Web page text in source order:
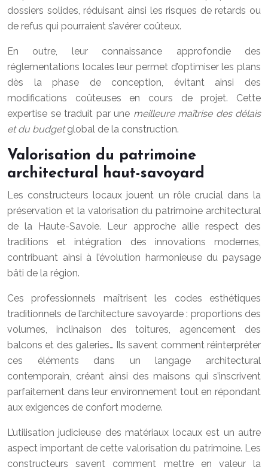
dossiers solides, réduisant ainsi les risques de retards ou
de refus qui pourraient s’avérer coûteux.
En outre, leur connaissance approfondie des
réglementations locales leur permet d’optimiser les plans
dès la phase de conception, évitant ainsi des
modifications coûteuses en cours de projet. Cette
expertise se traduit par une meilleure maîtrise des délais
et du budgetglobal de la construction.
Valorisation du patrimoine
architectural haut-savoyard
Les constructeurs locaux jouent un rôle crucial dans la
préservation et la valorisation du patrimoine architectural
de la Haute-Savoie. Leur approche allie respect des
traditions et intégration des innovations modernes,
contribuant ainsi à l’évolution harmonieuse du paysage
bâti de la région.
Ces professionnels maîtrisent les codes esthétiques
traditionnels de l’architecture savoyarde : proportions des
volumes, inclinaison des toitures, agencement des
balcons et des galeries… Ils savent comment réinterpréter
ces éléments dans un langage architectural
contemporain, créant ainsi des maisons qui s’inscrivent
parfaitement dans leur environnement tout en répondant
aux exigences de confort moderne.
L’utilisation judicieuse des matériaux locaux est un autre
aspect important de cette valorisation du patrimoine. Les
constructeurs savent comment mettre en valeur la